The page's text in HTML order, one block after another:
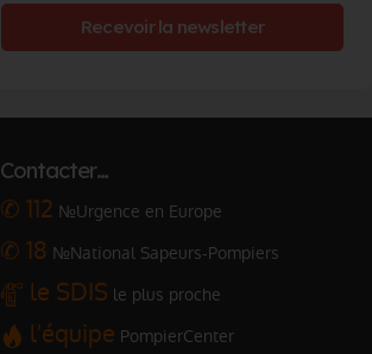
Recevoir la newsletter
Contacter…
✆ 112 №Urgence en Europe
✆ 18 №National Sapeurs-Pompiers
le SDIS le plus proche
l'équipe PompierCenter